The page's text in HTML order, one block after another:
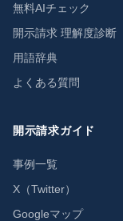
無料AIチェック
開示請求 理解度診断
用語辞典
よくある質問
開示請求ガイド
事例一覧
X（Twitter）
Googleマップ